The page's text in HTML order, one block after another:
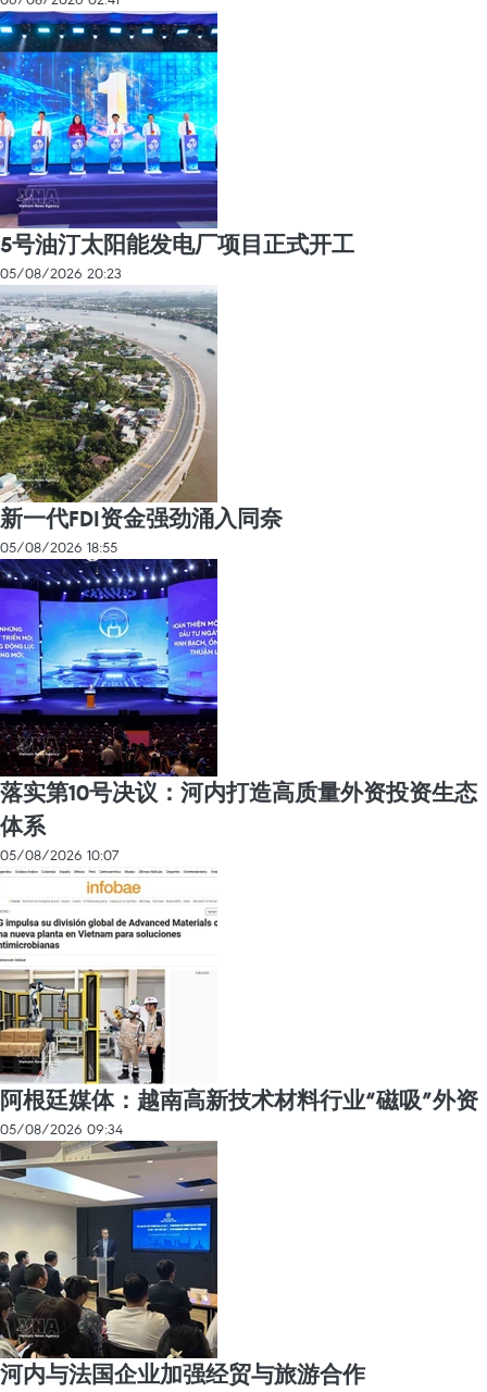
5号油汀太阳能发电厂项目正式开工
05/08/2026 20:23
新一代FDI资金强劲涌入同奈
05/08/2026 18:55
落实第10号决议：河内打造高质量外资投资生态
体系
05/08/2026 10:07
阿根廷媒体：越南高新技术材料行业“磁吸”外资
05/08/2026 09:34
河内与法国企业加强经贸与旅游合作